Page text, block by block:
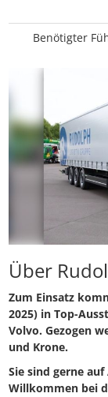
Benötigter
Über
Zum Einsatz
2025) in Top-
Volvo. Gezogen
und Krone.
Sie sind gerne
Willkommen bei